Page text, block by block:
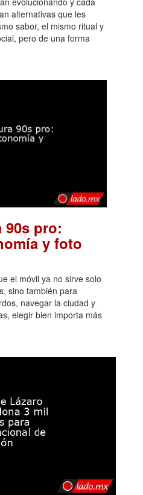
alternativas que les
sabor, el mismo ritual y
pero de una forma
90s pro:
y foto
el móvil ya no sirve solo
sino también para
navegar la ciudad y
elegir bien importa más